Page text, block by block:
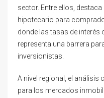
sector. Entre ellos,
hipotecario para
donde las tasas de interés
representa una barrera
inversionistas.
A nivel regional, el análisis
para los mercados